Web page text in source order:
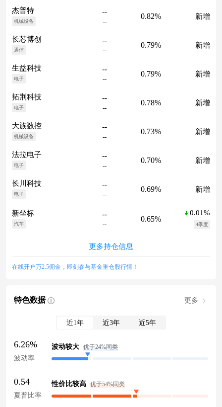
杰普特
机械设备
--
--
0.82% 新增
长芯博创
通信
--
--
0.79% 新增
生益科技
电子
--
--
0.79% 新增
拓荆科技
电子
--
--
0.78% 新增
大族数控
机械设备
--
--
0.73% 新增
法拉电子
电子
--
--
0.70% 新增
长川科技
电子
--
--
0.69% 新增
新坐标
汽车
--
--
0.65%
0.01%
4季度
更多持仓信息
在线开户万2.5佣金，即刻参与基金重仓股行情！
特色数据 更多
近1年 近3年 近5年
6.26%
波动率
波动较大 优于24%同类
0.54
夏普比率
性价比较高 优于54%同类